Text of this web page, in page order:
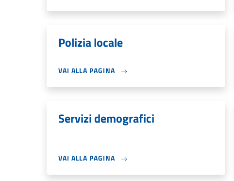
Polizia locale
VAI ALLA PAGINA
Servizi demografici
VAI ALLA PAGINA